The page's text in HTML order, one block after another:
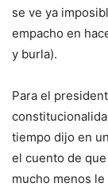
se ve ya
empacho en
y burla).
Para el
tiempo dijo en
el cuento de
mucho menos